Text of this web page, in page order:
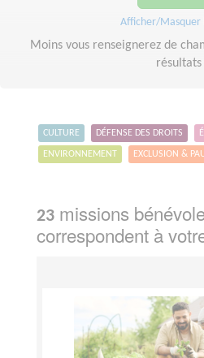
Afficher/Masquer
Moins vous renseignerez de
résultats
CULTURE DÉFENSE DES DROITS
ENVIRONNEMENT EXCLUSION &
23 missions
correspondent à